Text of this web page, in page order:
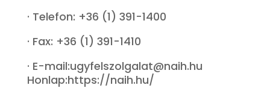
· Telefon: +36 (1) 391-1400
· Fax: +36 (1) 391-1410
· E-mail:ugyfelszolgalat@naih.hu
Honlap:https://naih.hu/